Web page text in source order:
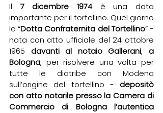
Il 7 dicembre 1974 è una data
importante per il tortellino. Quel giorno
la “Dotta Confraternita del Tortellino” -
nata con atto ufficiale del 24 ottobre
1965 davanti al notaio Gallerani, a
Bologna, per risolvere una volta per
tutte le diatribe con Modena
sull’origine del tortellino - depositò
con atto notarile presso la Camera di
Commercio di Bologna l’autentica